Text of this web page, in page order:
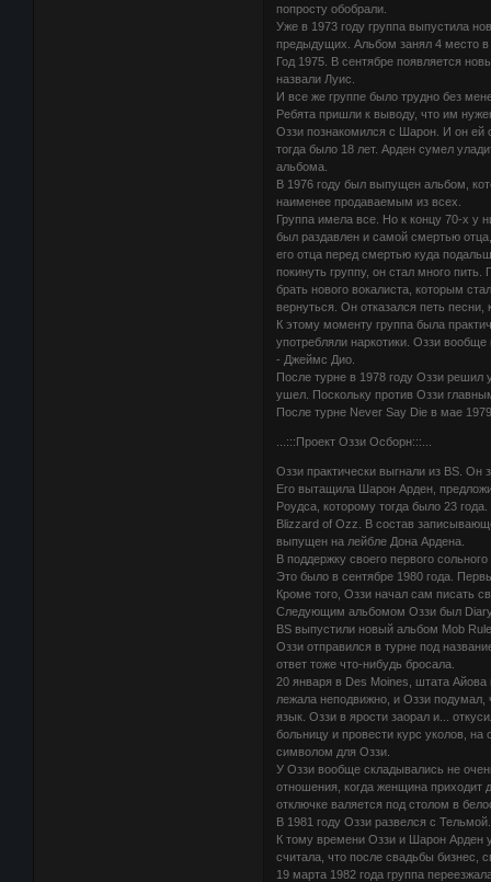
попросту обобрали.
Уже в 1973 году группа выпустила
предыдущих. Альбом занял 4 место
Год 1975. В сентябре появляется
назвали Луис.
И все же группе было трудно без
Ребята пришли к выводу, что им
Оззи познакомился с Шарон. И он ей
тогда было 18 лет. Арден сумел
альбома.
В 1976 году был выпущен альбом,
наименее продаваемым из всех.
Группа имела все. Но к концу 70-х у
был раздавлен и самой смертью
его отца перед смертью куда
покинуть группу, он стал много
брать нового вокалиста, которым
вернуться. Он отказался петь
К этому моменту группа была
употребляли наркотики. Оззи
- Джеймс Дио.
После турне в 1978 году Оззи решил
ушел. Поскольку против Оззи
После турне Never Say Die в мае
...:::Проект Оззи Осборн:::...
Оззи практически выгнали из BS. Он
Его вытащила Шарон Арден,
Роудса, которому тогда было 23
Blizzard of Ozz. В состав
выпущен на лейбле Дона Ардена.
В поддержку своего первого
Это было в сентябре 1980 года.
Кроме того, Оззи начал сам писать
Следующим альбомом Оззи был
BS выпустили новый альбом Mob
Оззи отправился в турне под
ответ тоже что-нибудь бросала.
20 января в Des Moines, штата
лежала неподвижно, и Оззи подумал,
язык. Оззи в ярости заорал и...
больницу и провести курс уколов,
символом для Оззи.
У Оззи вообще складывались не
отношения, когда женщина приходит
отключке валяется под столом в
В 1981 году Оззи развелся с
К тому времени Оззи и Шарон Арден
считала, что после свадьбы бизнес,
19 марта 1982 года группа